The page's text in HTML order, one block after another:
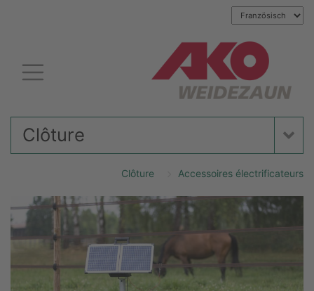
Clôture
Clôture Accessoires électrificateurs